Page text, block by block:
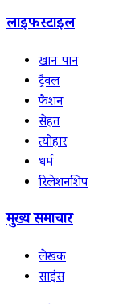
लाइफस्टाइल
खान-पान
ट्रैवल
फैशन
सेहत
त्योहार
धर्म
रिलेशनशिप
मुख्य समाचार
लेखक
साइंस